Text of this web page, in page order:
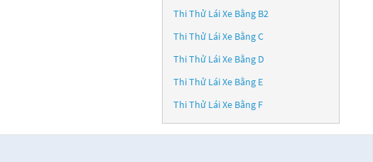
Thi Thử Lái Xe Bằng B2
Thi Thử Lái Xe Bằng C
Thi Thử Lái Xe Bằng D
Thi Thử Lái Xe Bằng E
Thi Thử Lái Xe Bằng F